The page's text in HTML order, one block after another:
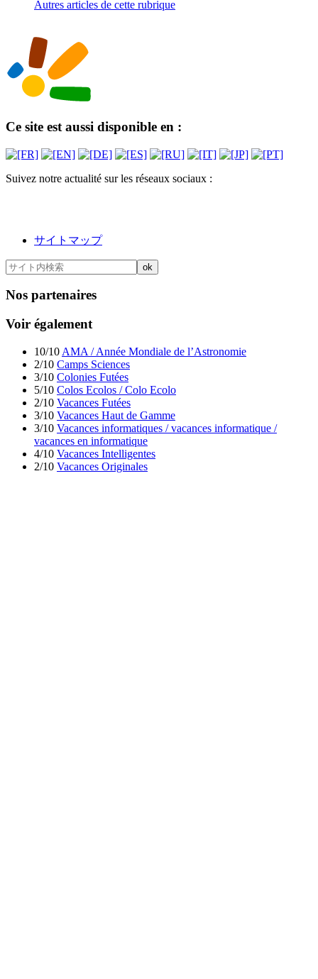
Autres articles de cette rubrique
Ce site est aussi disponible en :
Suivez notre actualité sur les réseaux sociaux :
サイトマップ
Nos partenaires
Voir également
10/10 AMA / Année Mondiale de l’Astronomie
2/10 Camps Sciences
3/10 Colonies Futées
5/10 Colos Ecolos / Colo Ecolo
2/10 Vacances Futées
3/10 Vacances Haut de Gamme
3/10 Vacances informatiques / vacances informatique /
vacances en informatique
4/10 Vacances Intelligentes
2/10 Vacances Originales